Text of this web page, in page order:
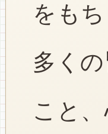
をも
多く
こと